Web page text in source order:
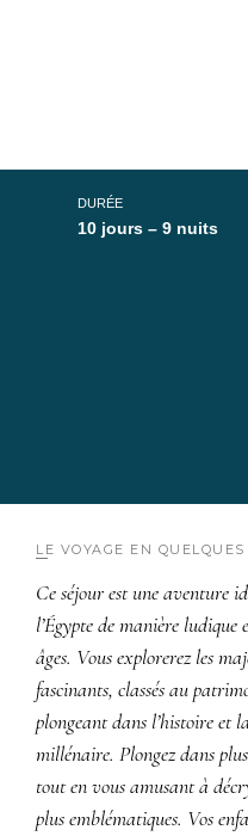
DURÉE
10 jours – 9 nuits
LE VOYAGE EN
Ce séjour est une aventure
l’Égypte de manière
âges. Vous explorerez les
fascinants, classés au
plongeant dans l’histoire et
millénaire. Plongez dans
tout en vous amusant à
plus emblématiques. Vos